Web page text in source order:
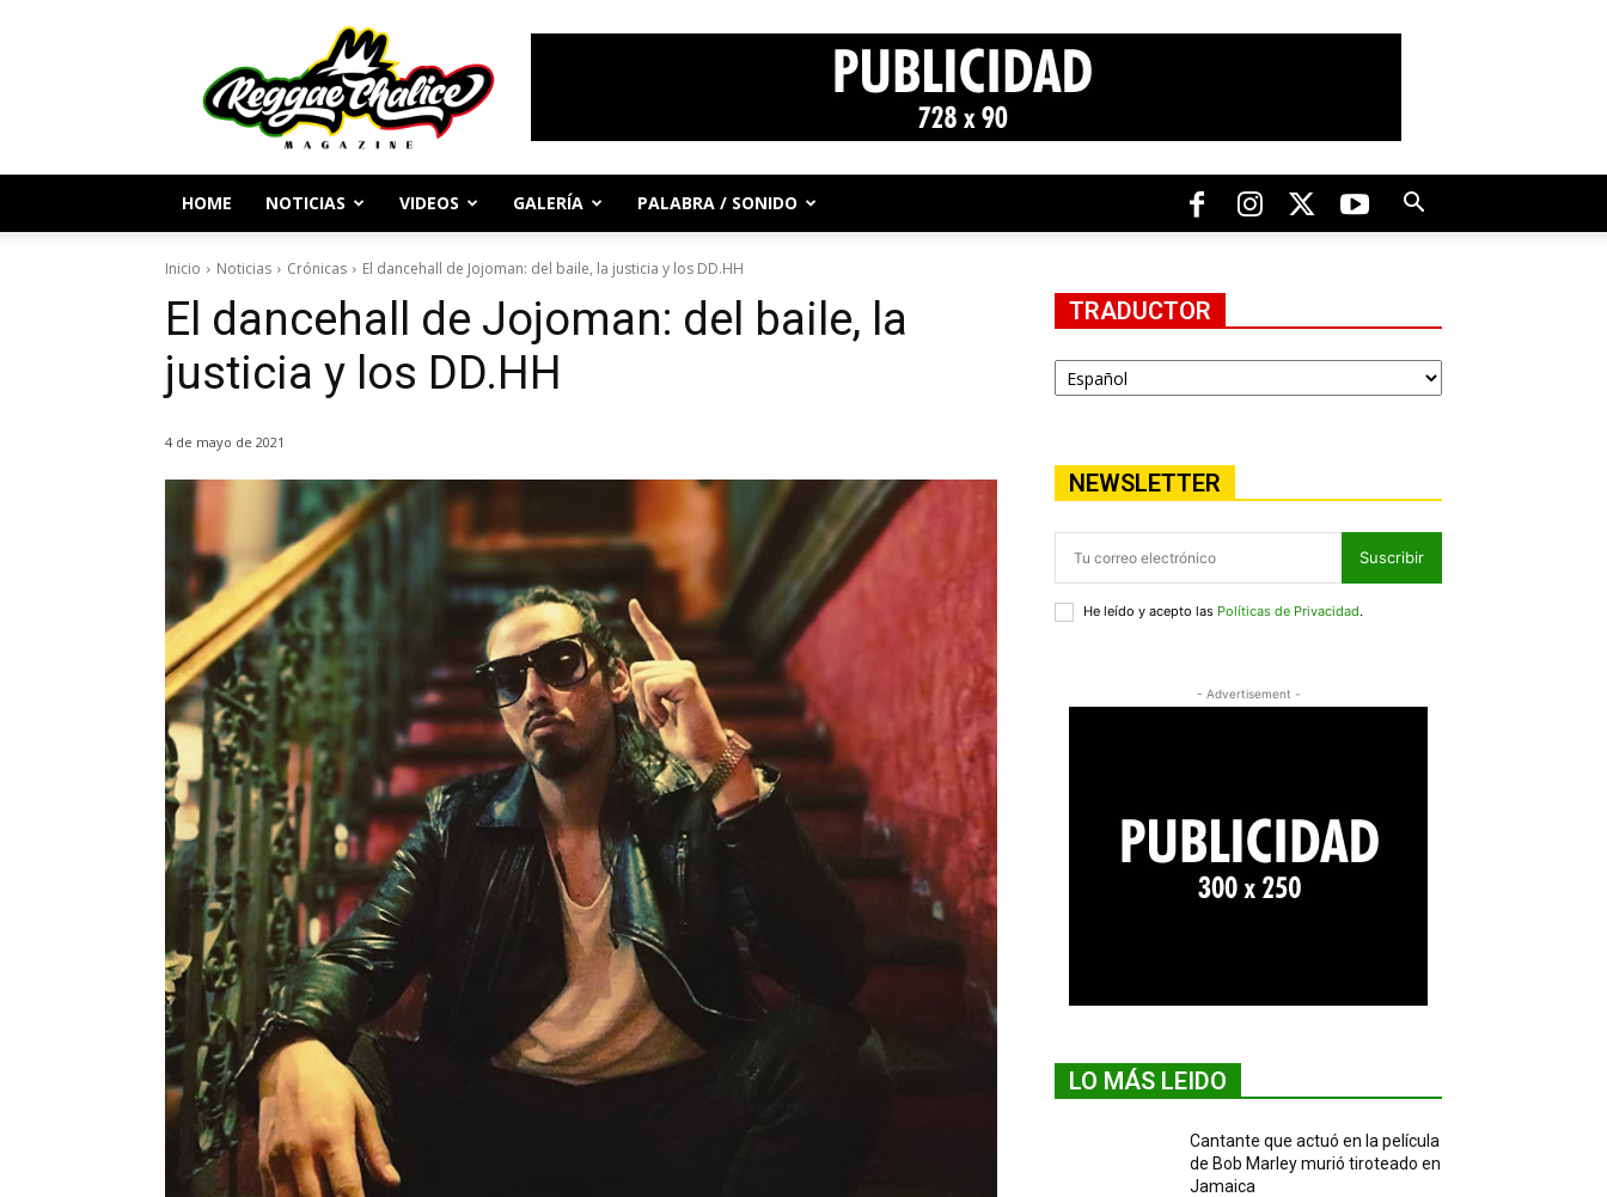
Periodismo
y
Cultura
Reggae
HOME NOTICIAS VIDEOS GALERÍA PALABRA / SONIDO
Inicio Noticias Crónicas El dancehall de Jojoman: del baile, la justicia y los DD.HH
El dancehall de Jojoman: del baile, la
justicia y los DD.HH
4 de mayo de 2021
TRADUCTOR
NEWSLETTER
Suscribir
He leído y acepto las Políticas de Privacidad.
- Advertisement -
LO MÁS LEIDO
Cantante que actuó en la película
de Bob Marley murió tiroteado en
Jamaica